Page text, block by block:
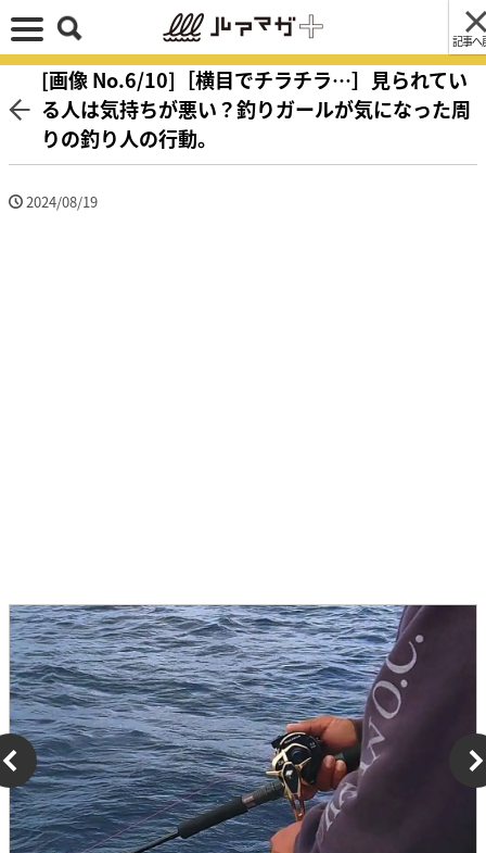
記事へ
[画像 No.6/10]［横目でチラチラ…］見られてい
る人は気持ちが悪い？釣りガールが気になった周
りの釣り人の行動。
2024/08/19